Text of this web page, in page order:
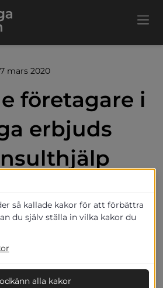
mars 2020
företagare i
erbjuds
kommunens
butiker i fortsätter nu
ett konkret stöd i form
skoningslöst och företagen i
säger Carl-Olov
så kallade kakor för att förbättra
du själv ställa in vilka kakor du
alla kakor